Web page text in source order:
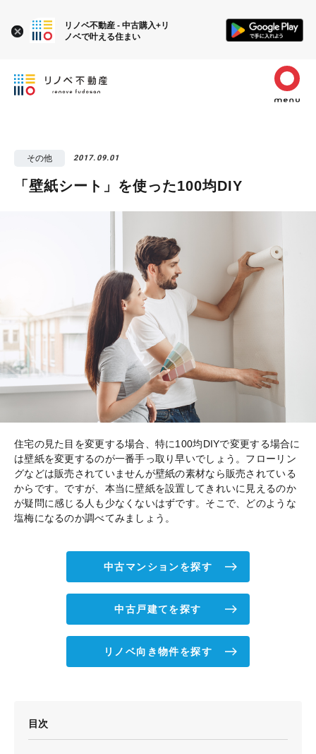
その他 2017.09.01
「壁紙シート」を使った100均DIY
住宅の見た目を変更する場合、特に100均DIYで変更する場合に
は壁紙を変更するのが一番手っ取り早いでしょう。フローリン
グなどは販売されていませんが壁紙の素材なら販売されている
からです。ですが、本当に壁紙を設置してきれいに見えるのか
が疑問に感じる人も少なくないはずです。そこで、どのような
塩梅になるのか調べてみましょう。
中古マンションを探す
中古戸建てを探す
リノベ向き物件を探す
目次
リノベ不動産 - 中古購入+リ
ノベで叶える住まい